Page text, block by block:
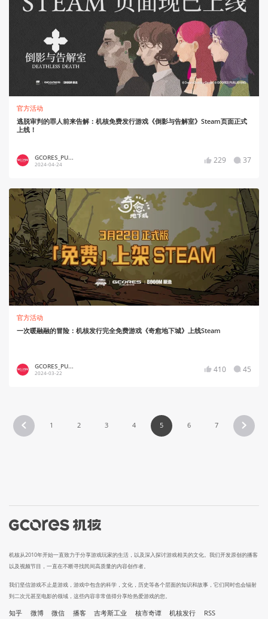
官方活动
逃脱审判的罪人前来告解：机核免费发行游戏《倒影与告解室》Steam页面正式
上线！
GCORES_PU...
2024-04-24 229 37
官方活动
一次暖融融的冒险：机核发行完全免费游戏《奇愈地下城》上线Steam
GCORES_PU...
2024-03-22 410 45
1 2 3 4 5 6 7
机核从2010年开始一直致力于分享游戏玩家的生活，以及深入探讨游戏相关的文化。我们开发原创的播客
以及视频节目，一直在不断寻找民间高质量的内容创作者。
我们坚信游戏不止是游戏，游戏中包含的科学，文化，历史等各个层面的知识和故事，它们同时也会辐射
到二次元甚至电影的领域，这些内容非常值得分享给热爱游戏的您。
知乎 微博 微信 播客 吉考斯工业 核市奇谭 机核发行 RSS